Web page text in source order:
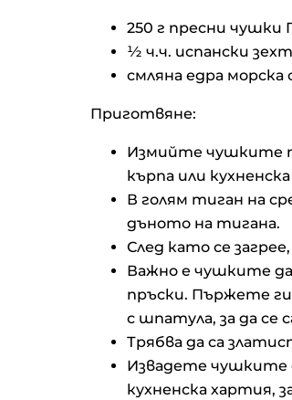
250 г пресни чушки
½ ч.ч. испански
смляна едра морска
Приготвяне:
Измийте чушките
кърпа или
В голям тиган на
дъното на тигана.
След като се
Важно е чушките да
пръски. Пържете
с шпатула, за да
Трябва да са
Извадете чушките
кухненска хартия,